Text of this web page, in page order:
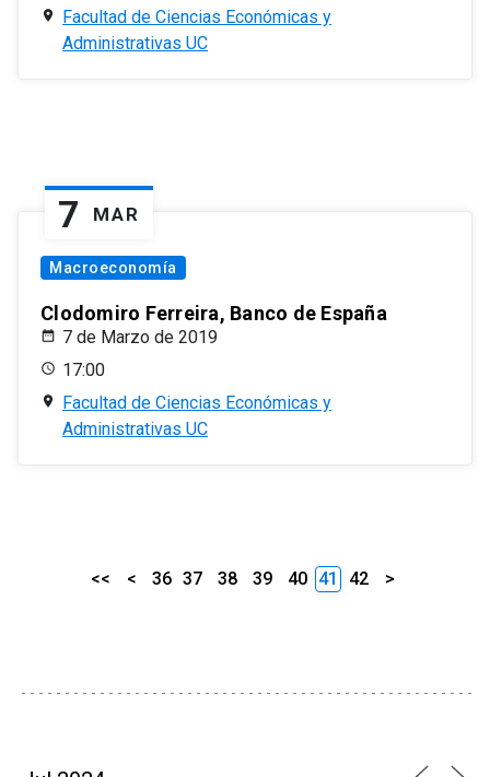
Facultad de Ciencias Económicas y
Administrativas UC
7 MAR
Macroeconomía
Clodomiro Ferreira, Banco de España
7 de Marzo de 2019
17:00
Facultad de Ciencias Económicas y
Administrativas UC
<< < 36 37 38 39 40 41 42 >